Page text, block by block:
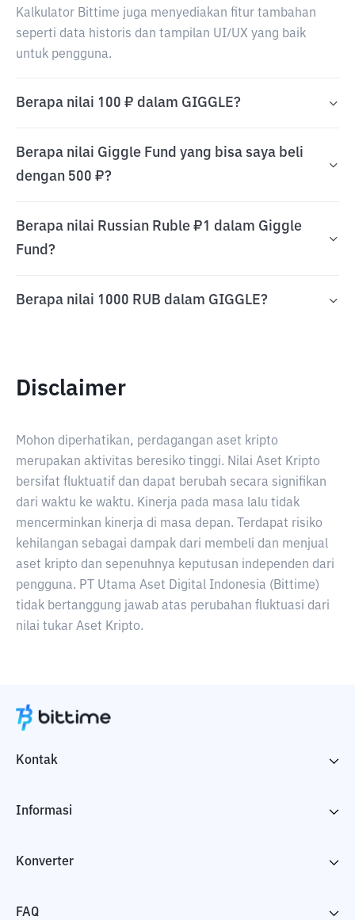
Kalkulator Bittime juga menyediakan fitur tambahan
seperti data historis dan tampilan UI/UX yang baik
untuk pengguna.
Berapa nilai 100 ₽ dalam GIGGLE?
Berapa nilai Giggle Fund yang bisa saya beli
dengan 500 ₽?
Berapa nilai Russian Ruble ₽1 dalam Giggle
Fund?
Berapa nilai 1000 RUB dalam GIGGLE?
Disclaimer
Mohon diperhatikan, perdagangan aset kripto
merupakan aktivitas beresiko tinggi. Nilai Aset Kripto
bersifat fluktuatif dan dapat berubah secara signifikan
dari waktu ke waktu. Kinerja pada masa lalu tidak
mencerminkan kinerja di masa depan. Terdapat risiko
kehilangan sebagai dampak dari membeli dan menjual
aset kripto dan sepenuhnya keputusan independen dari
pengguna. PT Utama Aset Digital Indonesia (Bittime)
tidak bertanggung jawab atas perubahan fluktuasi dari
nilai tukar Aset Kripto.
Kontak
Informasi
Konverter
FAQ